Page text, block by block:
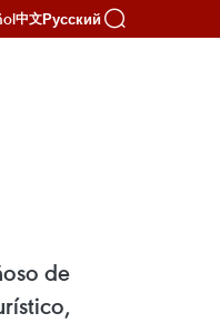
中文Русский
de